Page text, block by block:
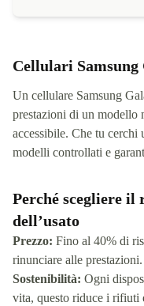
Cellulari
Un cellulare Samsung
prestazioni di un modello
accessibile. Che tu
modelli controllati e
Perché scegliere il
dell’usato
Prezzo: Fino al 40% di
rinunciare alle prestazioni.
Sostenibilità: Ogni
vita, questo riduce i rifiuti